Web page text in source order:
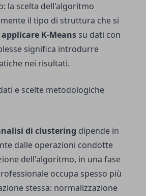
la scelta dell'algoritmo
il tipo di struttura che si
applicare K-Means su dati con
significa introdurre
nei risultati.
e scelte metodologiche
di clustering dipende in
dalle operazioni condotte
dell'algoritmo, in una fase
occupa spesso più
stessa: normalizzazione